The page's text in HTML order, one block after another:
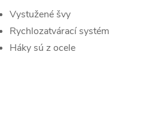
Vystužené švy
Rychlozatvárací systém
Háky sú z ocele